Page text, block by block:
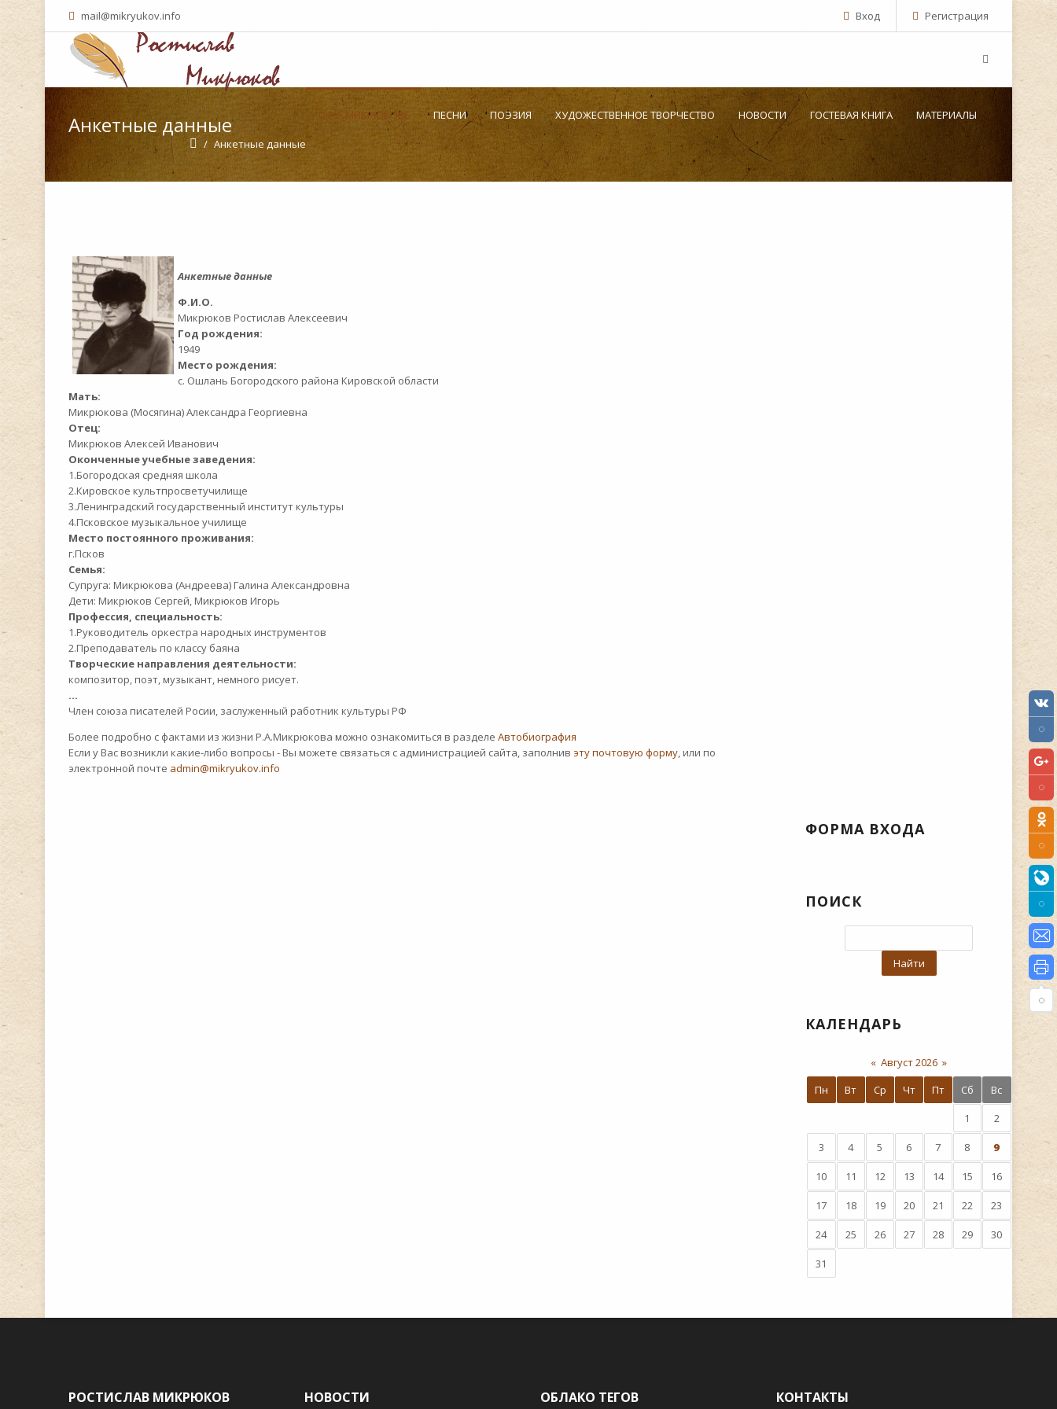
mail@mikryukov.info Вход Регистрация
О Р.А.МИКРЮКОВЕ ПЕСНИ ПОЭЗИЯ ХУДОЖЕСТВЕННОЕ ТВОРЧЕСТВО НОВОСТИ ГОСТЕВАЯ КНИГА МАТЕРИАЛЫ
Анкетные данные
/ Анкетные данные
Анкетные данные
Ф.И.О.
Микрюков Ростислав Алексеевич
Год рождения:
1949
Место рождения:
с. Ошлань Богородского района Кировской области
Мать:
Микрюкова (Мосягина) Александра Георгиевна
Отец:
Микрюков Алексей Иванович
Оконченные учебные заведения:
1.Богородская средняя школа
2.Кировское культпросветучилище
3.Ленинградский государственный институт культуры
4.Псковское музыкальное училище
Место постоянного проживания:
г.Псков
Семья:
Супруга: Микрюкова (Андреева) Галина Александровна
Дети: Микрюков Сергей, Микрюков Игорь
Профессия, специальность:
1.Руководитель оркестра народных инструментов
2.Преподаватель по классу баяна
Творческие направления деятельности:
композитор, поэт, музыкант, немного рисует.
...
Член союза писателей Росии, заслуженный работник культуры РФ
Более подробно с фактами из жизни Р.А.Микрюкова можно ознакомиться в разделе Автобиография
Если у Вас возникли какие-либо вопросы - Вы можете связаться с администрацией сайта, заполнив эту почтовую форму, или по
электронной почте admin@mikryukov.info
ФОРМА ВХОДА
ПОИСК
КАЛЕНДАРЬ
« Август 2026 »
Пн
Вт Ср Чт Пт Сб
Вс
1
2
3 4 5 6 7 8 9
10 11 12 13 14 15 16
17 18 19 20 21 22 23
24 25 26 27 28 29 30
31
РОСТИСЛАВ МИКРЮКОВ НОВОСТИ ОБЛАКО ТЕГОВ КОНТАКТЫ